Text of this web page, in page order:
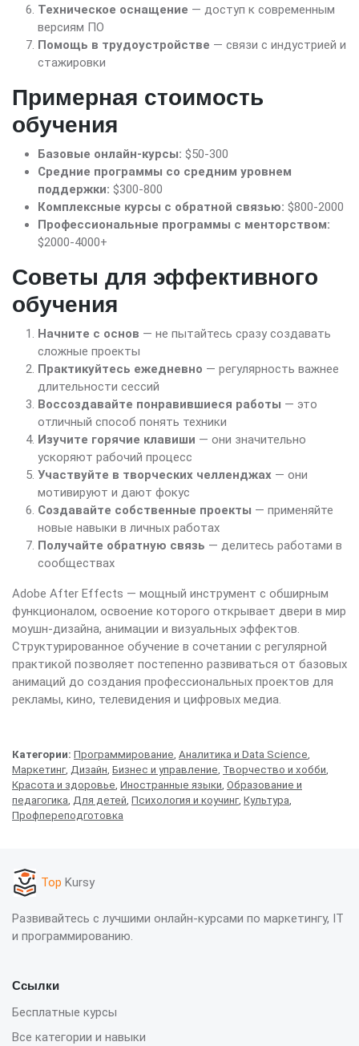
Техническое оснащение — доступ к современным
версиям ПО
Помощь в трудоустройстве — связи с индустрией и
стажировки
Примерная стоимость
обучения
Базовые онлайн-курсы: $50-300
Средние программы со средним уровнем
поддержки: $300-800
Комплексные курсы с обратной связью: $800-2000
Профессиональные программы с менторством:
$2000-4000+
Советы для эффективного
обучения
Начните с основ — не пытайтесь сразу создавать
сложные проекты
Практикуйтесь ежедневно — регулярность важнее
длительности сессий
Воссоздавайте понравившиеся работы — это
отличный способ понять техники
Изучите горячие клавиши — они значительно
ускоряют рабочий процесс
Участвуйте в творческих челленджах — они
мотивируют и дают фокус
Создавайте собственные проекты — применяйте
новые навыки в личных работах
Получайте обратную связь — делитесь работами в
сообществах
Adobe After Effects — мощный инструмент с обширным
функционалом, освоение которого открывает двери в мир
моушн-дизайна, анимации и визуальных эффектов.
Структурированное обучение в сочетании с регулярной
практикой позволяет постепенно развиваться от базовых
анимаций до создания профессиональных проектов для
рекламы, кино, телевидения и цифровых медиа.
Категории: Программирование Аналитика и Data Science
Маркетинг, Дизайн Бизнес и управление Творчество и хобби
Красота и здоровье Иностранные языки Образование и
педагогика Для детей Психология и коучинг, Культура
Профпереподготовка
Top Kursy
Развивайтесь с лучшими онлайн-курсами по маркетингу, IT
и программированию.
Ссылки
Бесплатные курсы
Все категории и навыки